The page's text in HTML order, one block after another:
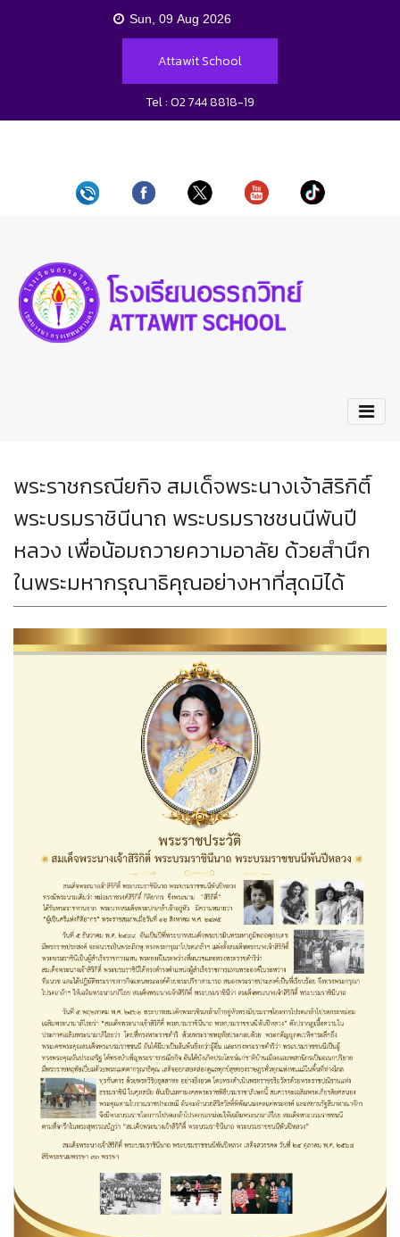
Attawit School
Tel : 02 744 8818-19
พระราชกรณียกิจ สมเด็จพระนางเจ้าสิริกิติ์
พระบรมราชินีนาถ พระบรมราชชนนีพันปี
หลวง เพื่อน้อมถวายความอาลัย ด้วยสำนึก
ในพระมหากรุณาธิคุณอย่างหาที่สุดมิได้